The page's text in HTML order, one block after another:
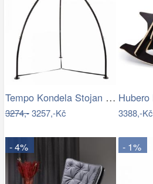
Tempo Kondela Stojan na závěsné křeslo…
3274,-3257,-Kč 3388,-Kč
- 4% - 1%